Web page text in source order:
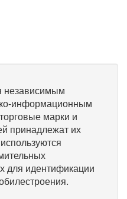
независимым
информационным
марки и
принадлежат их
для идентификации